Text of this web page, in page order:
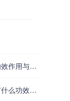
紫晶枣的功效与作用是什么，有什么功效作用与好处？
盐水虾的功效作用功能主治是什么，有什么功效作用好处？